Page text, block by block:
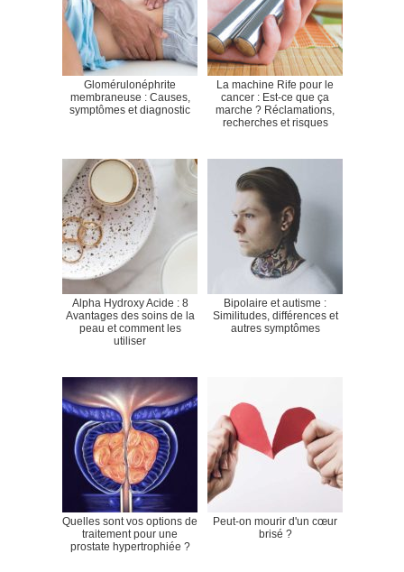
Glomérulonéphrite
membraneuse : Causes,
symptômes et diagnostic
La machine Rife pour le
cancer : Est-ce que ça
marche ? Réclamations,
recherches et risques
Alpha Hydroxy Acide : 8
Avantages des soins de la
peau et comment les
utiliser
Bipolaire et autisme :
Similitudes, différences et
autres symptômes
Quelles sont vos options de
traitement pour une
prostate hypertrophiée ?
Peut-on mourir d'un cœur
brisé ?